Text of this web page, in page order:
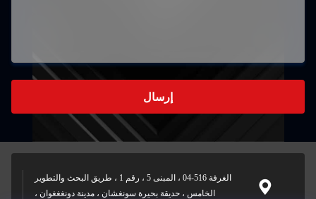
إرسال
الغرفة 516-04 ، المبنى 5 ، رقم 1 ، طريق البحث والتطوير
الخامس ، حديقة بحيرة سونغشان ، مدينة دونغغغوان ،